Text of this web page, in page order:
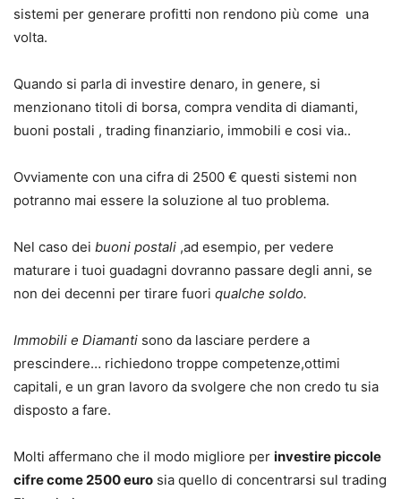
sistemi per generare profitti non rendono più come una
volta.
Quando si parla di investire denaro, in genere, si
menzionano titoli di borsa, compra vendita di diamanti,
buoni postali , trading finanziario, immobili e cosi via..
Ovviamente con una cifra di 2500 € questi sistemi non
potranno mai essere la soluzione al tuo problema.
Nel caso dei buoni postali ,ad esempio, per vedere
maturare i tuoi guadagni dovranno passare degli anni, se
non dei decenni per tirare fuori qualche soldo.
Immobili e Diamanti sono da lasciare perdere a
prescindere… richiedono troppe competenze,ottimi
capitali, e un gran lavoro da svolgere che non credo tu sia
disposto a fare.
Molti affermano che il modo migliore per investire piccole
cifre come 2500 euro sia quello di concentrarsi sul trading